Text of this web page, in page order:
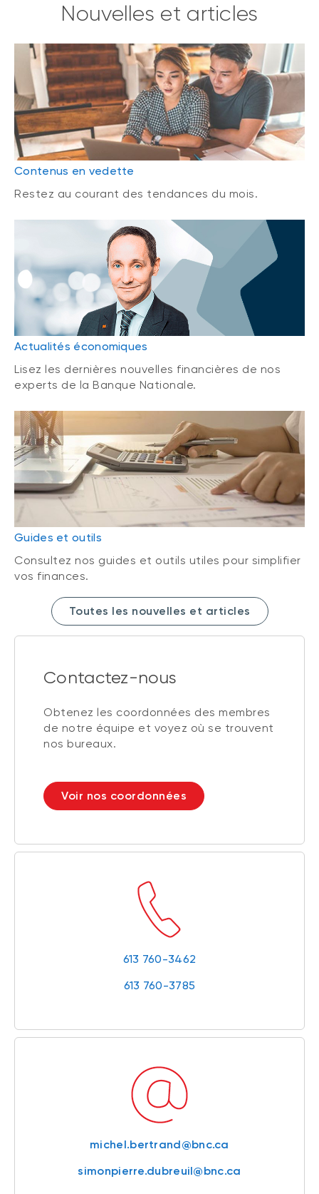
Nouvelles et articles
Contenus en vedette
Restez au courant des tendances du mois.
Actualités économiques
Lisez les dernières nouvelles financières de nos
experts de la Banque Nationale.
Guides et outils
Consultez nos guides et outils utiles pour simplifier
vos finances.
Toutes les nouvelles et articles
Contactez-nous
Obtenez les coordonnées des membres
de notre équipe et voyez où se trouvent
nos bureaux.
Voir nos coordonnées
613 760-3462
613 760-3785
michel.bertrand@bnc.ca
simonpierre.dubreuil@bnc.ca